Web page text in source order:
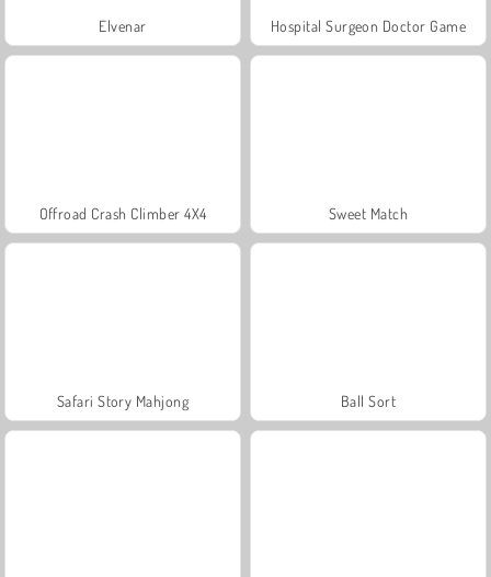
Elvenar Hospital Surgeon Doctor Game
Offroad Crash Climber 4X4 Sweet Match
Safari Story Mahjong Ball Sort